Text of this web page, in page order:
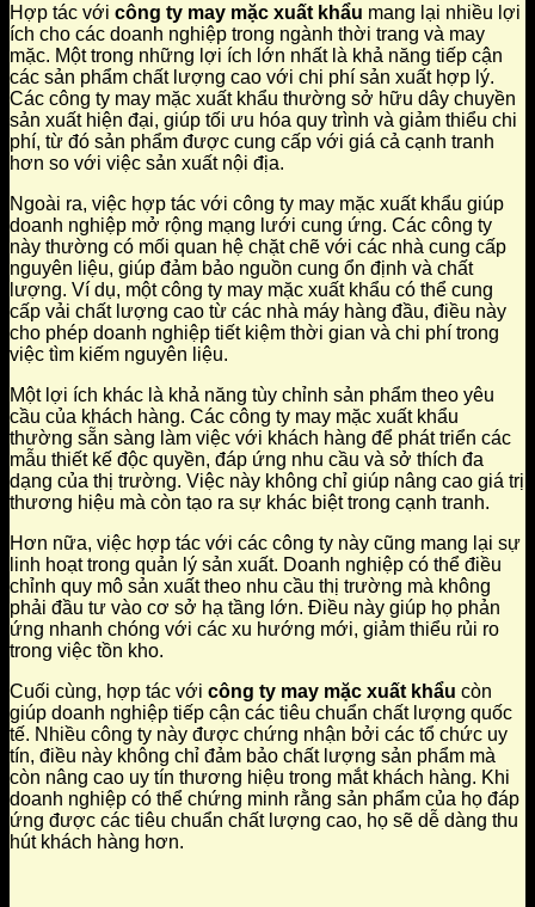
Hợp tác với công ty may mặc xuất khẩu mang lại nhiều lợi
ích cho các doanh nghiệp trong ngành thời trang và may
mặc. Một trong những lợi ích lớn nhất là khả năng tiếp cận
các sản phẩm chất lượng cao với chi phí sản xuất hợp lý.
Các công ty may mặc xuất khẩu thường sở hữu dây chuyền
sản xuất hiện đại, giúp tối ưu hóa quy trình và giảm thiểu chi
phí, từ đó sản phẩm được cung cấp với giá cả cạnh tranh
hơn so với việc sản xuất nội địa.
Ngoài ra, việc hợp tác với công ty may mặc xuất khẩu giúp
doanh nghiệp mở rộng mạng lưới cung ứng. Các công ty
này thường có mối quan hệ chặt chẽ với các nhà cung cấp
nguyên liệu, giúp đảm bảo nguồn cung ổn định và chất
lượng. Ví dụ, một công ty may mặc xuất khẩu có thể cung
cấp vải chất lượng cao từ các nhà máy hàng đầu, điều này
cho phép doanh nghiệp tiết kiệm thời gian và chi phí trong
việc tìm kiếm nguyên liệu.
Một lợi ích khác là khả năng tùy chỉnh sản phẩm theo yêu
cầu của khách hàng. Các công ty may mặc xuất khẩu
thường sẵn sàng làm việc với khách hàng để phát triển các
mẫu thiết kế độc quyền, đáp ứng nhu cầu và sở thích đa
dạng của thị trường. Việc này không chỉ giúp nâng cao giá trị
thương hiệu mà còn tạo ra sự khác biệt trong cạnh tranh.
Hơn nữa, việc hợp tác với các công ty này cũng mang lại sự
linh hoạt trong quản lý sản xuất. Doanh nghiệp có thể điều
chỉnh quy mô sản xuất theo nhu cầu thị trường mà không
phải đầu tư vào cơ sở hạ tầng lớn. Điều này giúp họ phản
ứng nhanh chóng với các xu hướng mới, giảm thiểu rủi ro
trong việc tồn kho.
Cuối cùng, hợp tác với công ty may mặc xuất khẩu còn
giúp doanh nghiệp tiếp cận các tiêu chuẩn chất lượng quốc
tế. Nhiều công ty này được chứng nhận bởi các tổ chức uy
tín, điều này không chỉ đảm bảo chất lượng sản phẩm mà
còn nâng cao uy tín thương hiệu trong mắt khách hàng. Khi
doanh nghiệp có thể chứng minh rằng sản phẩm của họ đáp
ứng được các tiêu chuẩn chất lượng cao, họ sẽ dễ dàng thu
hút khách hàng hơn.